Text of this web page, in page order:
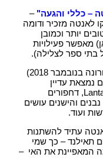
– כללי והגעה" –
לאנטה מזכיר ודומה
יותר וכמובן
מאפשר פעילויות
בתי ספר לצלילה).
בביקורי בקו לאנטה במשך השנים (פעם אחרונה בנובמבר 2018)
נמצאת עדיין
בחיתוליה – נבנה גשר בין Lanta Noi ל Lanta Yai, דחפורים
והישנים עושים
ועוד.
קו לאנטה עתיד להשתנות
תאילנד – כך שמי
המאפיינת את האי –